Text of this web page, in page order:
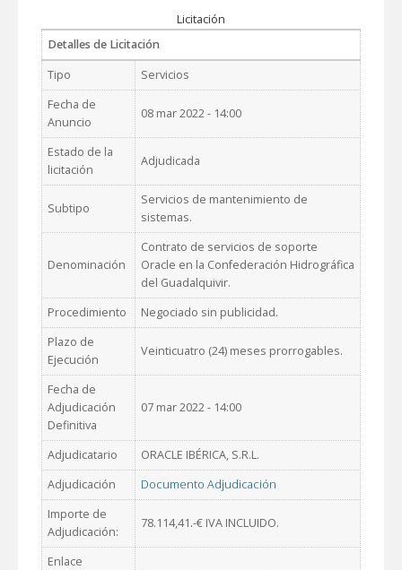
Licitación
Detalles de Licitación
Tipo
Servicios
Fecha de
Anuncio
08 mar 2022 - 14:00
Estado de la
licitación
Adjudicada
Subtipo
Servicios de mantenimiento de
sistemas.
Denominación
Contrato de servicios de soporte
Oracle en la Confederación Hidrográfica
del Guadalquivir.
Procedimiento
Negociado sin publicidad.
Plazo de
Ejecución
Veinticuatro (24) meses prorrogables.
Fecha de
Adjudicación
Definitiva
07 mar 2022 - 14:00
Adjudicatario
ORACLE IBÉRICA, S.R.L.
Adjudicación
Documento Adjudicación
Importe de
Adjudicación:
78.114,41.-€ IVA INCLUIDO.
Enlace